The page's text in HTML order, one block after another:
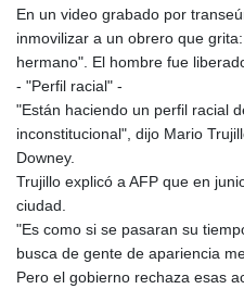
En un video grabado por
inmovilizar a un obrero que
hermano". El hombre fue
- "Perfil racial" -
"Están haciendo un perfil racial
inconstitucional", dijo Mario
Downey.
Trujillo explicó a AFP que en
ciudad.
"Es como si se pasaran su
busca de gente de apariencia
Pero el gobierno rechaza esas